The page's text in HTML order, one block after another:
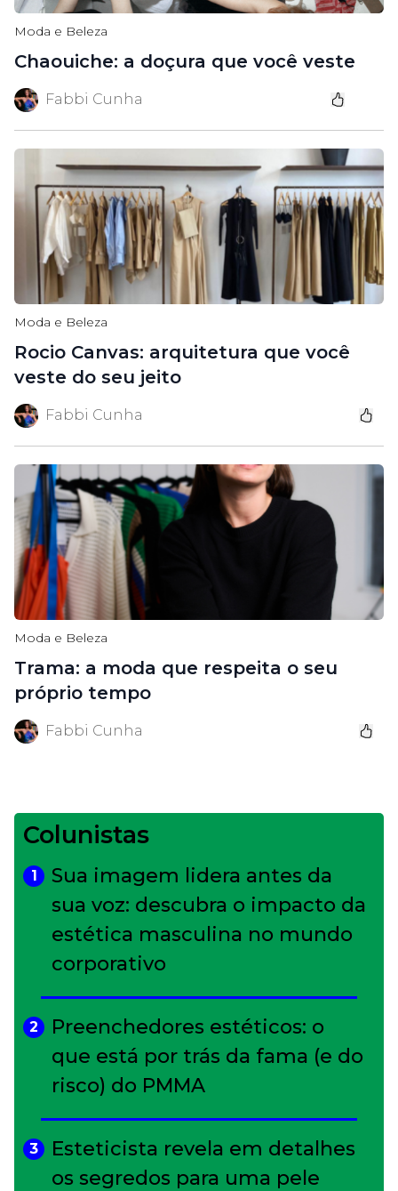
Moda e Beleza
Chaouiche: a doçura que você veste
Fabbi Cunha
Moda e Beleza
Rocio Canvas: arquitetura que você
veste do seu jeito
Fabbi Cunha
Moda e Beleza
Trama: a moda que respeita o seu
próprio tempo
Fabbi Cunha
Colunistas
1
Sua imagem lidera antes da
sua voz: descubra o impacto da
estética masculina no mundo
corporativo
2
Preenchedores estéticos: o
que está por trás da fama (e do
risco) do PMMA
3
Esteticista revela em detalhes
os segredos para uma pele